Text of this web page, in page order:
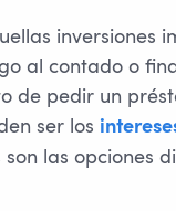
inversiones
al contado o
de pedir un
ser los
las opciones